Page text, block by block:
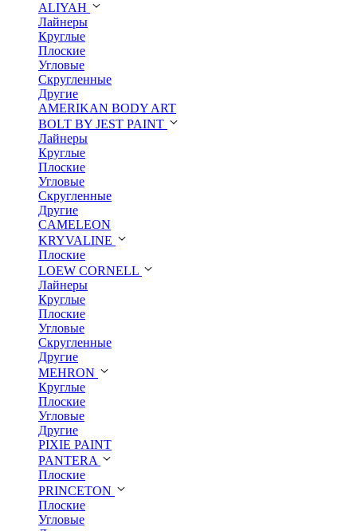
ALIYAH
Лайнеры
Круглые
Плоские
Угловые
Скругленные
Другие
AMERIKAN BODY ART
BOLT BY JEST PAINT
Лайнеры
Круглые
Плоские
Угловые
Скругленные
Другие
CAMELEON
KRYVALINE
Плоские
LOEW CORNELL
Лайнеры
Круглые
Плоские
Угловые
Скругленные
Другие
MEHRON
Круглые
Плоские
Угловые
Другие
PIXIE PAINT
PANTERA
Плоские
PRINCETON
Плоские
Угловые